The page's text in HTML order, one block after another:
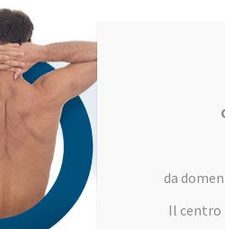
da
Il centro